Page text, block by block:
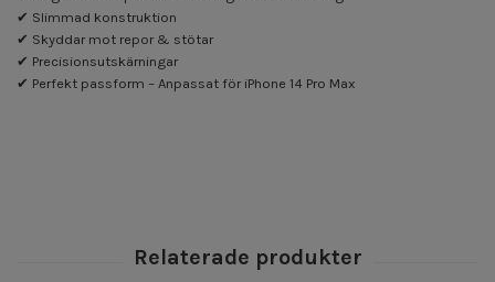
✔ Slimmad konstruktion
✔ Skyddar mot repor & stötar
✔ Precisionsutskärningar
✔ Perfekt passform – Anpassat för iPhone 14 Pro Max